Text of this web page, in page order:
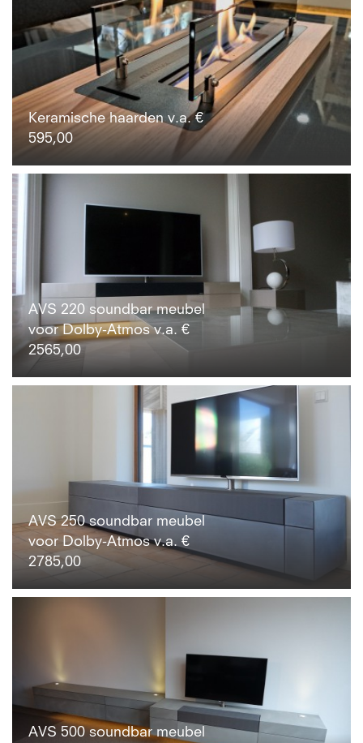
Keramische haarden v.a. €
595,00
AVS 220 soundbar meubel
voor Dolby-Atmos v.a. €
2565,00
AVS 250 soundbar meubel
voor Dolby-Atmos v.a. €
2785,00
AVS 500 soundbar meubel